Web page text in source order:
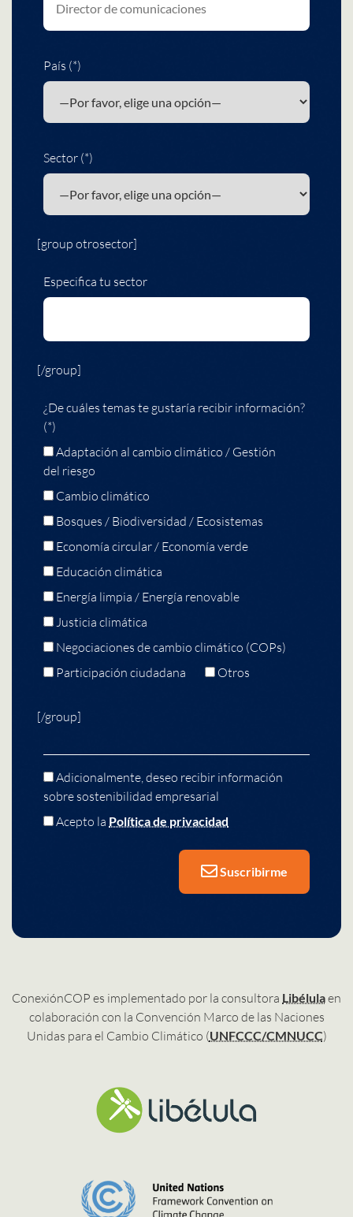
País (*)
Sector (*)
[group otrosector]
Especifica tu sector
[/group]
¿De cuáles temas te gustaría recibir información?
(*)
Adaptación al cambio climático / Gestión
del riesgo
Cambio climático
Bosques / Biodiversidad / Ecosistemas
Economía circular / Economía verde
Educación climática
Energía limpia / Energía renovable
Justicia climática
Negociaciones de cambio climático (COPs)
Participación ciudadana
Otros
[/group]
Adicionalmente, deseo recibir información
sobre sostenibilidad empresarial
Acepto la Política de privacidad
Suscribirme
ConexiónCOP es implementado por la consultora Libélulaen
colaboración con la Convención Marco de las Naciones
Unidas para el Cambio Climático (UNFCCC/CMNUCC)